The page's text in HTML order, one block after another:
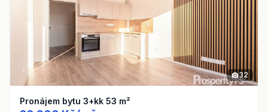
32
Pronájem bytu 3+kk 53 m²